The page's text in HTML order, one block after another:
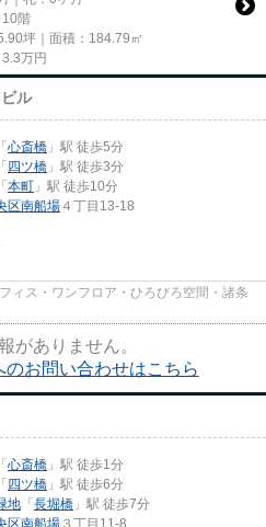
10階
坪｜面積：184.79㎡
3.3万円
ル
「心斎橋 」駅 徒歩5分
「四ツ橋 」駅 徒歩3分
「本町 」駅 徒歩10分
区南船場 ４丁目13-18
ィス・ワンフロア・ひろびろ空間・諸条
がありません。
のお問い合わせはこちら
「心斎橋 」駅 徒歩1分
「四ツ橋 」駅 徒歩6分
地 「長堀橋 」駅 徒歩7分
区南船場 ３丁目11-8